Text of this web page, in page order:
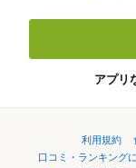
アプリ
利用規約
口コミ・ランキング